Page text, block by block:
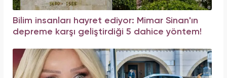
Bilim insanları hayret ediyor: Mimar Sinan'ın
depreme karşı geliştirdiği 5 dahice yöntem!